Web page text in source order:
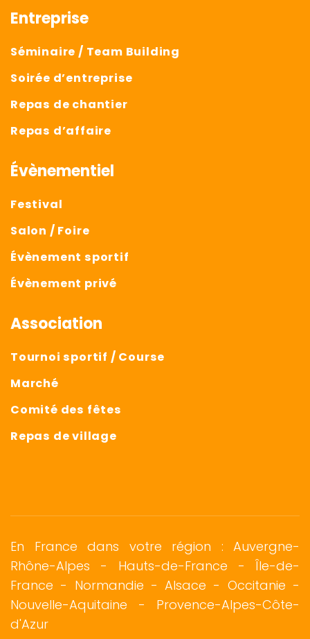
Entreprise
Séminaire / Team Building
Soirée d’entreprise
Repas de chantier
Repas d’affaire
Évènementiel
Festival
Salon / Foire
Évènement sportif
Évènement privé
Association
Tournoi sportif / Course
Marché
Comité des fêtes
Repas de village
En France dans votre région : Auvergne-
Rhône-Alpes - Hauts-de-France - Île-de-
France - Normandie -Alsace - Occitanie -
Nouvelle-Aquitaine - Provence-Alpes-Côte-
d'Azur